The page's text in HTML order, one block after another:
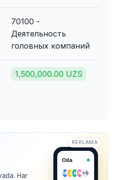
70100 -
Деятельность
головных компаний
1,500,000.00 UZS
REKLAMA
Har
Oila
M J A N+6